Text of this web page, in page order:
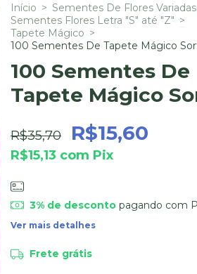
Início > Sementes De Flores Variadas
Sementes Flores Letra "S" até "Z" >
Tapete Mágico >
100 Sementes De Tapete Mágico
100 Sementes De
Tapete Mágico
R$35,70 R$15,60
R$15,13 com Pix
3% de descontopagando com
Ver mais detalhes
Frete grátis